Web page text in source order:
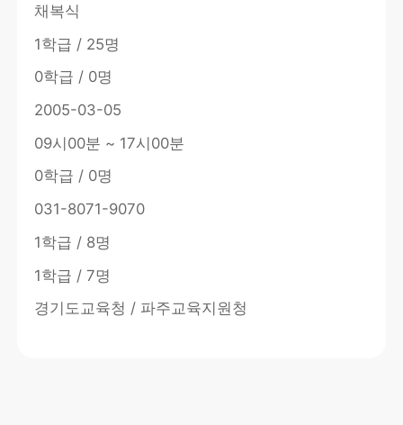
채복식
1학급 / 25명
0학급 / 0명
2005-03-05
09시00분 ~ 17시00분
0학급 / 0명
031-8071-9070
1학급 / 8명
1학급 / 7명
경기도교육청 / 파주교육지원청